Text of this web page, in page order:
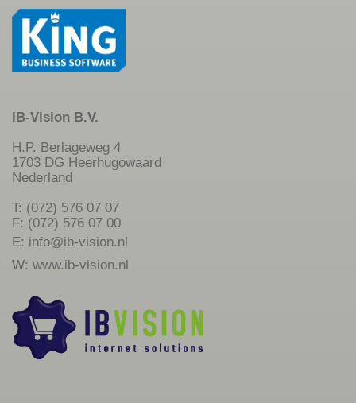
IB-Vision B.V.
H.P. Berlageweg 4
1703 DG Heerhugowaard
Nederland
T: (072) 576 07 07
F: (072) 576 07 00
E: info@ib-vision.nl
W: www.ib-vision.nl